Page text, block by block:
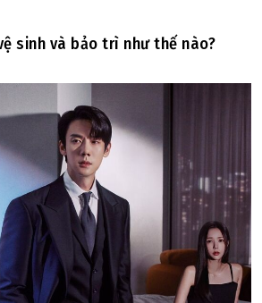
sinh và bảo trì như thế nào?